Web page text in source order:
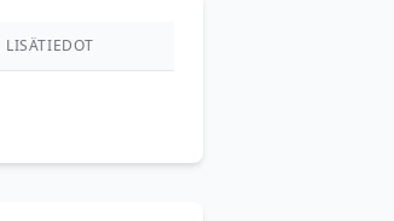
LISÄTIEDOT